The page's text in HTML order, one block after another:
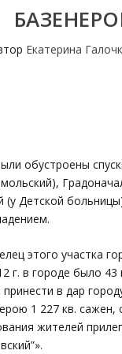
Екатерина
обустроены
(у Детской
этого участка
г. в городе было
в дар
1 227 кв.
жителей